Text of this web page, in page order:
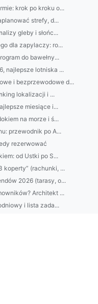
krok po kroku o...
strefy, d...
gleby i słońc...
dla zapylaczy: ro...
do bawełny...
najlepsze lotniska ...
i bezprzewodowe d...
lokalizacji i ...
miesiące i...
na morze i ś...
przewodnik po A...
rezerwować
od Ustki po S...
koperty” (rachunki, ...
2026 (tarasy, o...
Architekt ...
i lista zada...